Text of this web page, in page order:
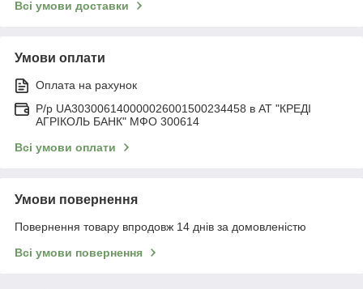
Всі умови доставки
Умови оплати
Оплата на рахунок
Р/р UA303006140000026001500234458 в АТ "КРЕДІ
АГРІКОЛЬ БАНК" МФО 300614
Всі умови оплати
Умови повернення
Повернення товару впродовж 14 днів за домовленістю
Всі умови повернення